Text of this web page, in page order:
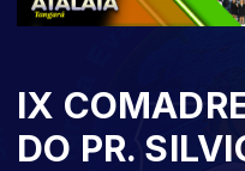
IX
DO PR.